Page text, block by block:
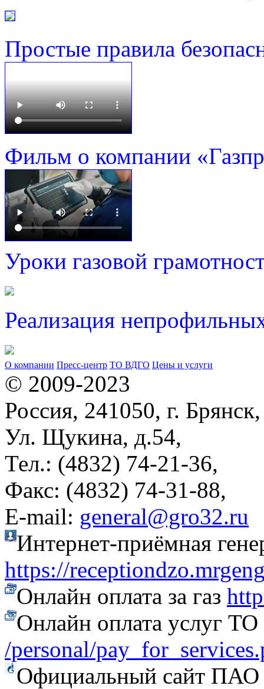
Простые правила
Фильм о компании
Уроки газовой
Реализация
О компании Пресс-центр ТО ВДГО Цены и услуги
© 2009-2023
Россия, 241050, г. Брянск,
Ул. Щукина, д.54,
Тел.: (4832) 74-21-36,
Факс: (4832) 74-31-88,
Е-mail: general@gro32.ru
Интернет-приёмная
https://
Онлайн оплата за газ
Онлайн оплата услуг
/personal/
Официальный сайт ПАО